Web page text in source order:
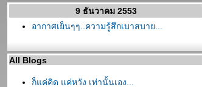
9 ธันวาคม 2553
อากาศเย็นๆๆ..ความรู้สึกเบาสบาย...
All Blogs
ก็แค่คิด แค่หวัง เท่านั้นเอง...